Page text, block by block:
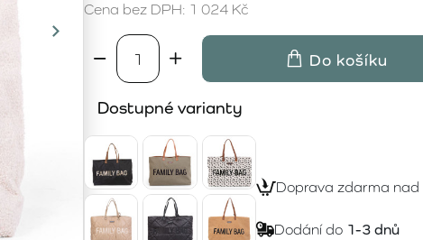
Cena bez DPH: 1 024 Kč
Do košíku
Dostupné varianty
Doprava zdarma nad
Dodání do 1-3 dnů